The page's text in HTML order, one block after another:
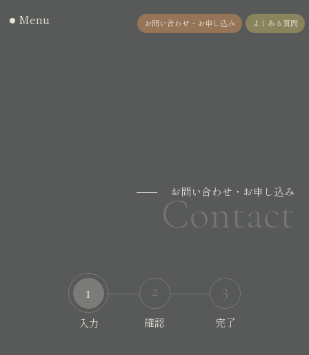
Menu お問い合わせ・お申し込み よくある質問
お問い合わせ・お申し込み
Contact
1
入力
2
確認
3
完了